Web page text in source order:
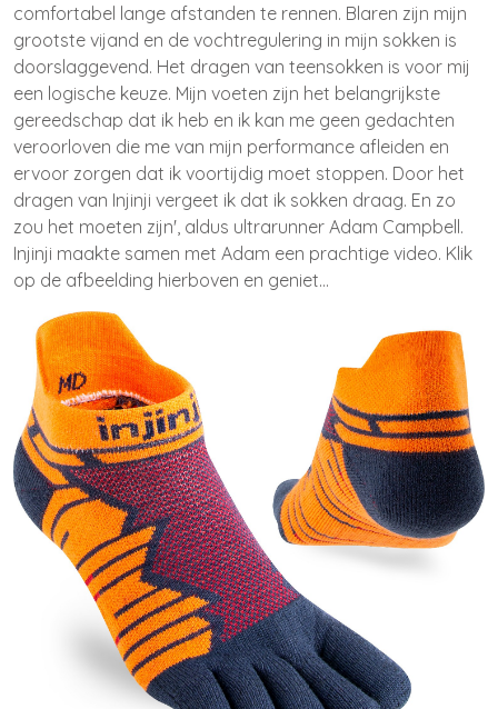
comfortabel lange afstanden te rennen. Blaren zijn mijn
grootste vijand en de vochtregulering in mijn sokken is
doorslaggevend. Het dragen van teensokken is voor mij
een logische keuze. Mijn voeten zijn het belangrijkste
gereedschap dat ik heb en ik kan me geen gedachten
veroorloven die me van mijn performance afleiden en
ervoor zorgen dat ik voortijdig moet stoppen. Door het
dragen van Injinji vergeet ik dat ik sokken draag. En zo
zou het moeten zijn', aldus ultrarunner Adam Campbell.
Injinji maakte samen met Adam een prachtige video. Klik
op de afbeelding hierboven en geniet...